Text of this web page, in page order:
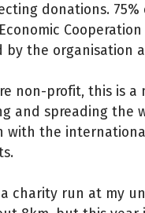
donations.
by the organisation
non-profit, this is
and spreading the
with the
charity run at my